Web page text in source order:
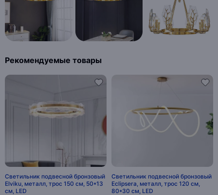
Рекомендуемые товары
Светильник подвесной бронзовый
Elviku, металл, трос 150 см, 50*13
см, LED
Светильник подвесной бронзовый
Eclipsera, металл, трос 120 см,
80*30 см, LED